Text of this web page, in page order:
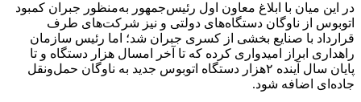
در این میان با ابلاغ معاون اول رئیس‌جمهور به‌منظور جبران کمبود
اتوبوس از ناوگان دستگاه‌های دولتی و نیز شرکت‌های طرف
قرارداد با صنایع بخشی از کسری جبران شد؛ اما رئیس سازمان
راهداری ابراز امیدواری کرده که تا آخر امسال هزار دستگاه و تا
پایان سال آینده ۲هزار دستگاه اتوبوس جدید به ناوگان حمل‌ونقل
جاده‌ای اضافه شود.